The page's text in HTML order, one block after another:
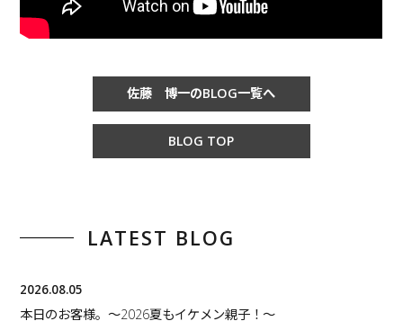
佐藤 博一のBLOG一覧へ
BLOG TOP
LATEST BLOG
2026.08.05
本日のお客様。〜2026夏もイケメン親子！〜